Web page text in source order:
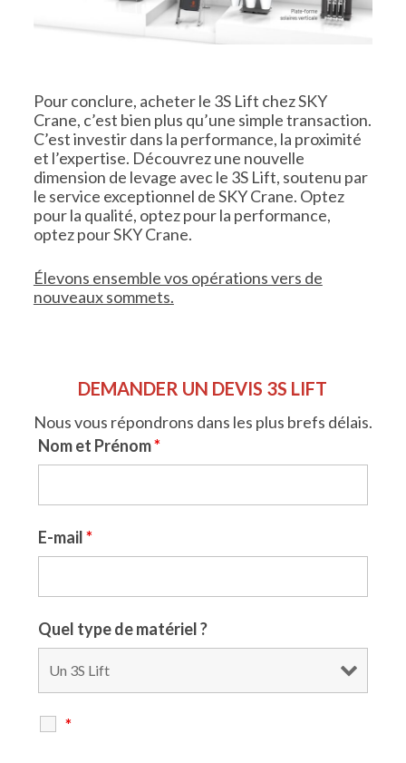
Pour conclure, acheter le 3S Lift chez SKY
Crane, c’est bien plus qu’une simple transaction.
C’est investir dans la performance, la proximité
et l’expertise. Découvrez une nouvelle
dimension de levage avec le 3S Lift, soutenu par
le service exceptionnel de SKY Crane. Optez
pour la qualité, optez pour la performance,
optez pour SKY Crane.
Élevons ensemble vos opérations vers de
nouveaux sommets.
DEMANDER UN DEVIS 3S LIFT
Nous vous répondrons dans les plus brefs délais.
Nom et Prénom*
E-mail*
Quel type de matériel ?
*